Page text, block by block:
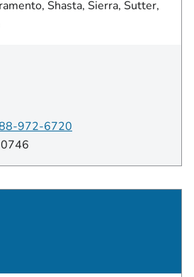
Shasta, Sierra, Sutter,
972-6720